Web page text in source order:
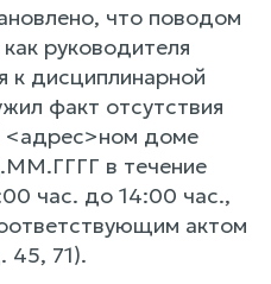
что поводом
руководителя
к дисциплинарной
факт отсутствия
<адрес>ном доме
в течение
час. до 14:00 час.,
актом
71).